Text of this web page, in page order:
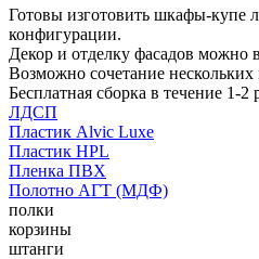
Готовы изготовить шкафы-купе
конфигурации.
Декор и отделку фасадов можно
Возможно сочетание
Бесплатная сборка в течение 1-2
ЛДСП
Пластик Alvic Luxe
Пластик HPL
Пленка ПВХ
Полотно АГТ (МДФ)
полки
корзины
штанги